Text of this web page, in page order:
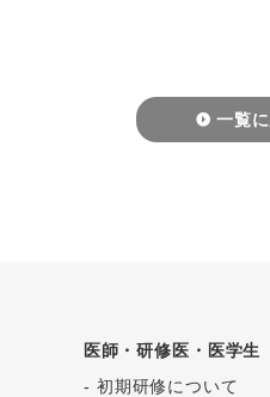
一覧
医師・研修医・医学生
初期研修について